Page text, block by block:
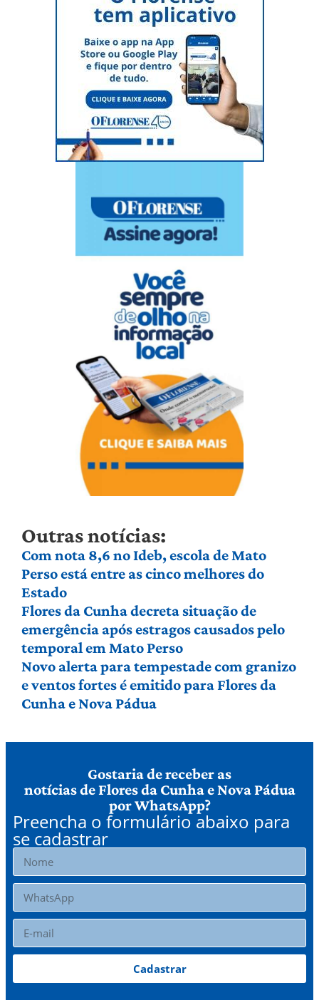
Outras notícias:
Com nota 8,6 no Ideb, escola de Mato
Perso está entre as cinco melhores do
Estado
Flores da Cunha decreta situação de
emergência após estragos causados pelo
temporal em Mato Perso
Novo alerta para tempestade com granizo
e ventos fortes é emitido para Flores da
Cunha e Nova Pádua
Gostaria de receber as
notícias de Flores da Cunha e Nova Pádua
por WhatsApp?
Preencha o formulário abaixo para
se cadastrar
Cadastrar